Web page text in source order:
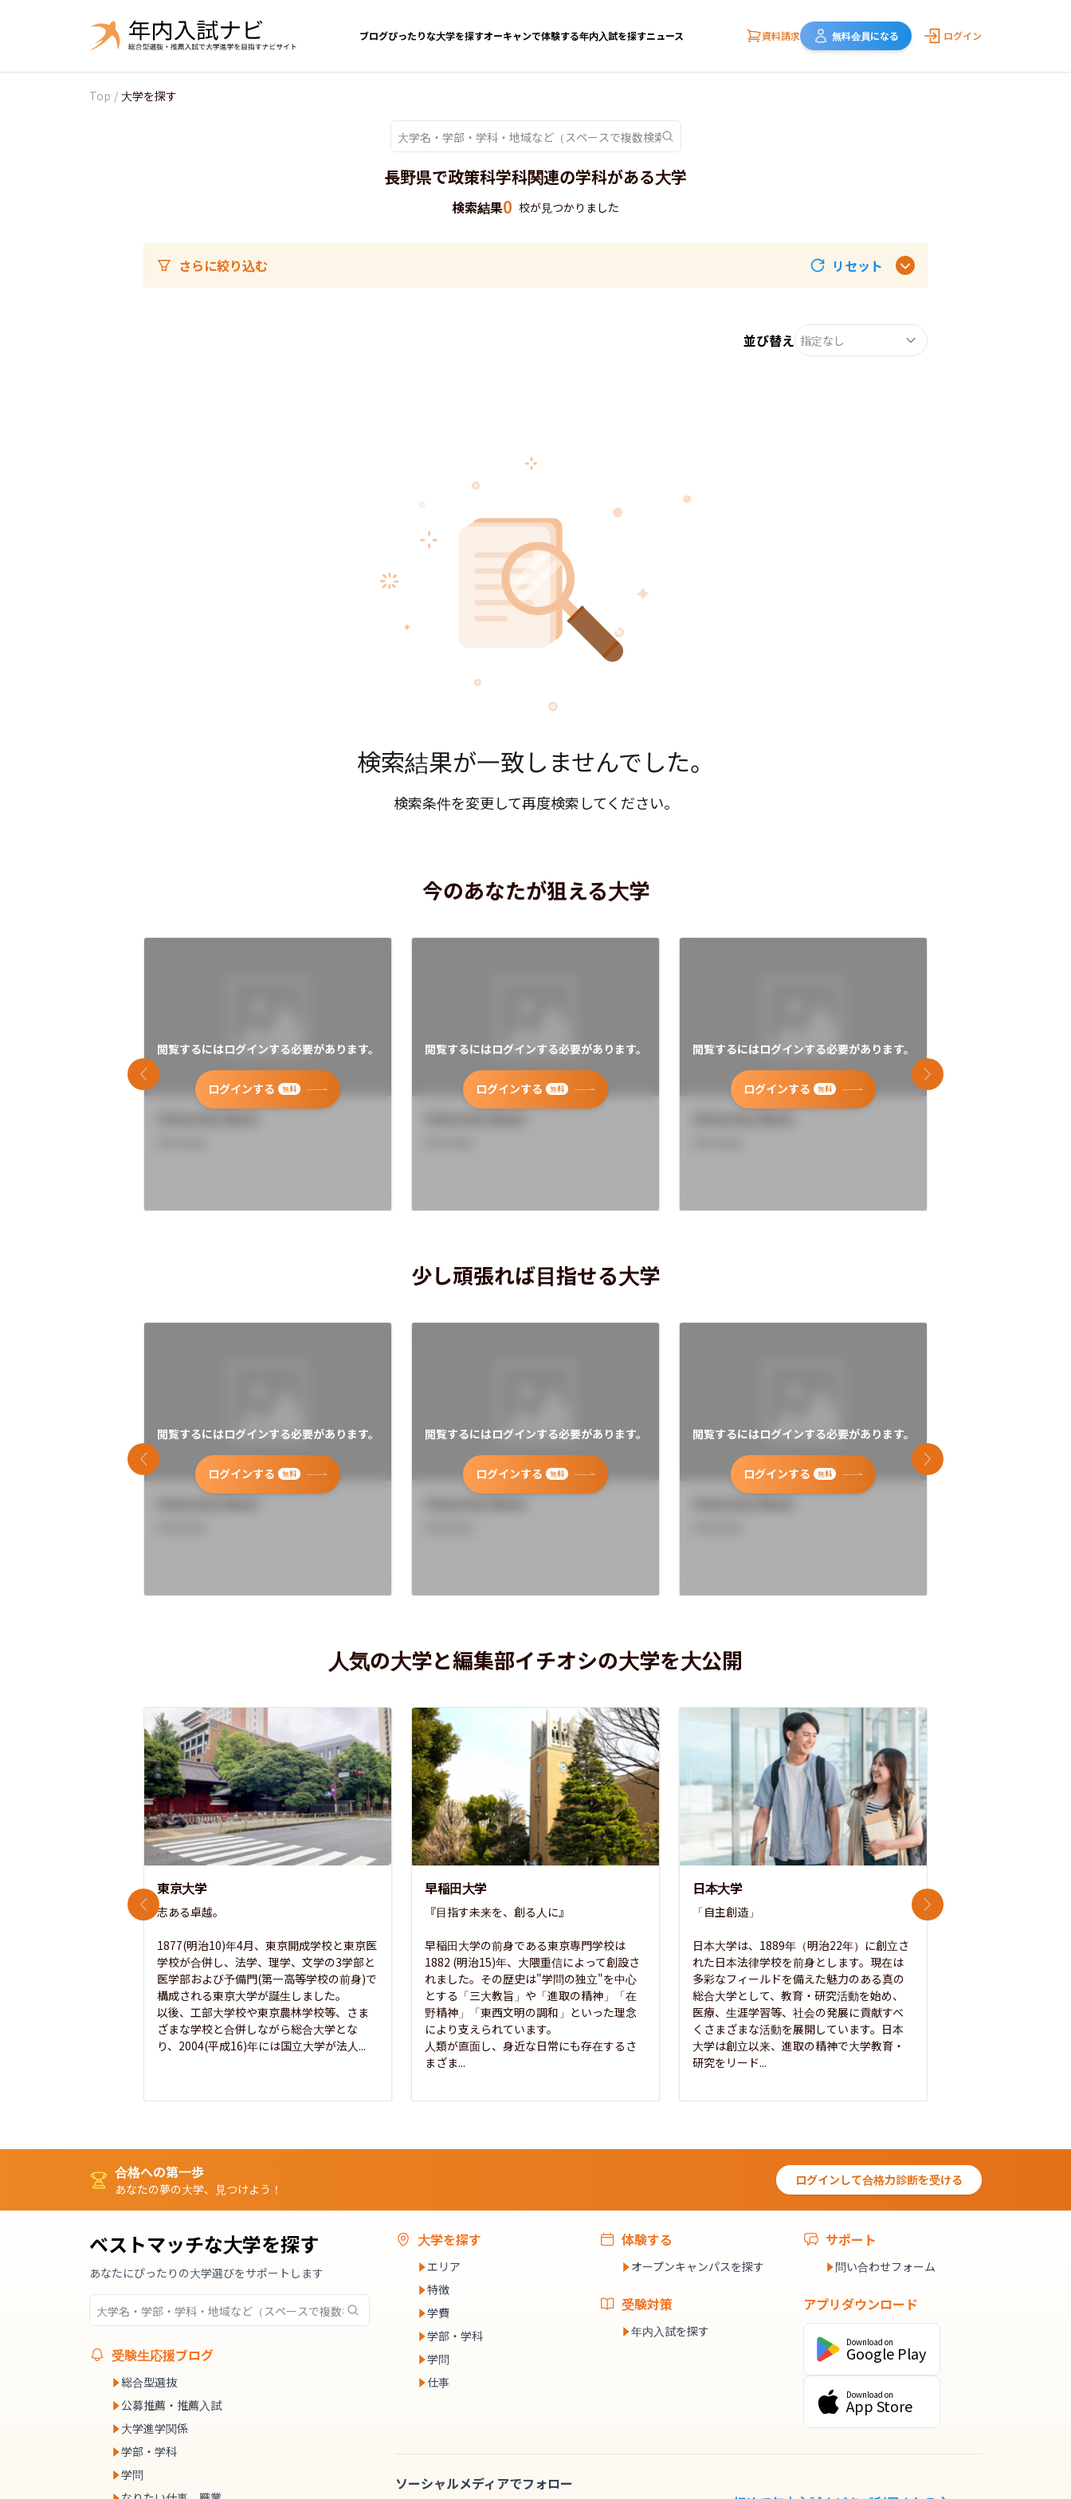
ブログぴったりな大学を探すオーキャンで体験する年内入試を探すニュース 資料請求 無料会員になる ログイン
Top / 大学を探す
長野県で政策科学科関連の学科がある大学
検索結果0 校が見つかりました
さらに絞り込む リセット
並び替え 指定なし
検索結果が一致しませんでした。
検索条件を変更して再度検索してください。
今のあなたが狙える大学
閲覧するにはログインする必要があります。
ログインする 無料
閲覧するにはログインする必要があります。
ログインする 無料
閲覧するにはログインする必要があります。
ログインする 無料
前のスライド 次のスライド
少し頑張れば目指せる大学
閲覧するにはログインする必要があります。
ログインする 無料
閲覧するにはログインする必要があります。
ログインする 無料
閲覧するにはログインする必要があります。
ログインする 無料
前のスライド 次のスライド
人気の大学と編集部イチオシの大学を大公開
東京大学
志ある卓越。
1877(明治10)年4月、東京開成学校と東京医
学校が合併し、法学、理学、文学の3学部と
医学部および予備門(第一高等学校の前身)で
構成される東京大学が誕生しました。
以後、工部大学校や東京農林学校等、さま
ざまな学校と合併しながら総合大学とな
り、2004(平成16)年には国立大学が法人...
早稲田大学
『目指す未来を、創る人に』
早稲田大学の前身である東京専門学校は
1882 (明治15)年、大隈重信によって創設さ
れました。その歴史は"学問の独立"を中心
とする「三大教旨」や「進取の精神」「在
野精神」「東西文明の調和」といった理念
により支えられています。
人類が直面し、身近な日常にも存在するさ
まざま...
日本大学
「自主創造」
日本大学は、1889年（明治22年）に創立さ
れた日本法律学校を前身とします。現在は
多彩なフィールドを備えた魅力のある真の
総合大学として、教育・研究活動を始め、
医療、生涯学習等、社会の発展に貢献すべ
くさまざまな活動を展開しています。日本
大学は創立以来、進取の精神で大学教育・
研究をリード...
前のスライド 次のスライド
合格への第一歩
あなたの夢の大学、見つけよう！
ログインして合格力診断を受ける
ベストマッチな大学を探す
あなたにぴったりの大学選びをサポートします
受験生応援ブログ
総合型選抜
公募推薦・推薦入試
大学進学関係
学部・学科
学問
大学を探す
エリア
特徴
学費
学部・学科
学問
仕事
体験する
オープンキャンパスを探す
受験対策
年内入試を探す
サポート
問い合わせフォーム
アプリダウンロード
Download on
Google Play
Download on
App Store
ソーシャルメディアでフォロー